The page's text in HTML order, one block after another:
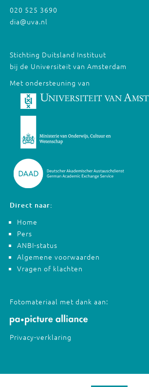
020 525 3690
dia@uva.nl
Stichting Duitsland Instituut
bij de Universiteit van Amsterdam
Met ondersteuning van
Direct naar:
Home
Pers
ANBI-status
Algemene voorwaarden
Vragen of klachten
Fotomateriaal met dank aan:
Privacy-verklaring